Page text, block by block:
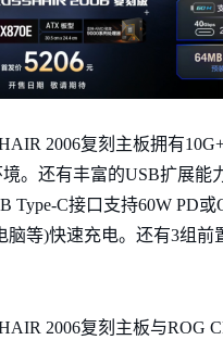
2006复刻主板拥有
。还有丰富的USB扩展能
Type-C接口支持60W PD
脑等)快速充电。还有3组前
2006复刻主板与ROG